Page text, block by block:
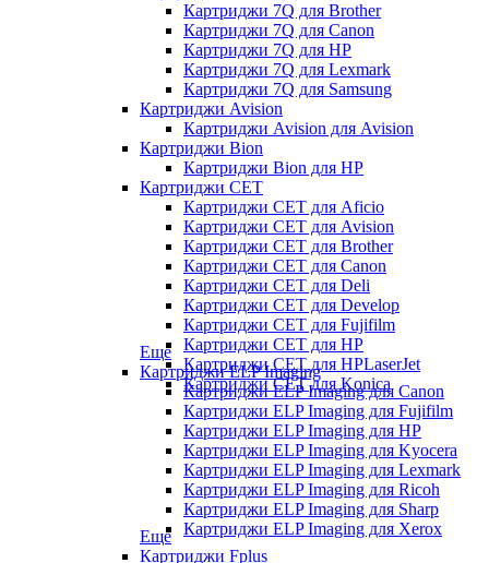
Картриджи 7Q для Brother
Картриджи 7Q для Canon
Картриджи 7Q для HP
Картриджи 7Q для Lexmark
Картриджи 7Q для Samsung
Картриджи Avision
Картриджи Avision для Avision
Картриджи Bion
Картриджи Bion для HP
Картриджи CET
Картриджи CET для Aficio
Картриджи CET для Avision
Картриджи CET для Brother
Картриджи CET для Canon
Картриджи CET для Deli
Картриджи CET для Develop
Картриджи CET для Fujifilm
Картриджи CET для HP
Картриджи CET для HPLaserJet
Картриджи CET для Konica
Еще
Картриджи ELP Imaging
Картриджи ELP Imaging для Canon
Картриджи ELP Imaging для Fujifilm
Картриджи ELP Imaging для HP
Картриджи ELP Imaging для Kyocera
Картриджи ELP Imaging для Lexmark
Картриджи ELP Imaging для Ricoh
Картриджи ELP Imaging для Sharp
Картриджи ELP Imaging для Xerox
Еще
Картриджи Fplus